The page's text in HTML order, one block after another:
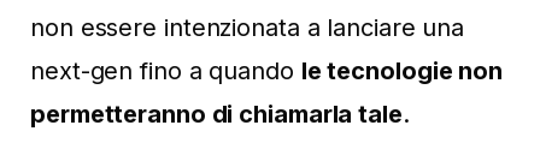
non essere intenzionata a lanciare una
next-gen fino a quando le tecnologie non
permetteranno di chiamarla tale.